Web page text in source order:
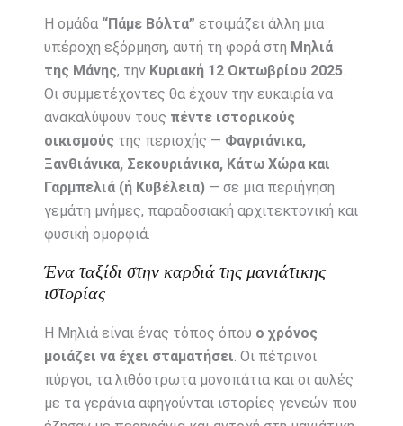
Η ομάδα “Πάμε Βόλτα” ετοιμάζει άλλη μια
υπέροχη εξόρμηση, αυτή τη φορά στη Μηλιά
της Μάνης, την Κυριακή 12 Οκτωβρίου 2025.
Οι συμμετέχοντες θα έχουν την ευκαιρία να
ανακαλύψουν τους πέντε ιστορικούς
οικισμούς της περιοχής — Φαγριάνικα,
Ξανθιάνικα, Σεκουριάνικα, Κάτω Χώρα και
Γαρμπελιά (ή Κυβέλεια)— σε μια περιήγηση
γεμάτη μνήμες, παραδοσιακή αρχιτεκτονική και
φυσική ομορφιά.
Ένα ταξίδι στην καρδιά της μανιάτικης
ιστορίας
Η Μηλιά είναι ένας τόπος όπου ο χρόνος
μοιάζει να έχει σταματήσει. Οι πέτρινοι
πύργοι, τα λιθόστρωτα μονοπάτια και οι αυλές
με τα γεράνια αφηγούνται ιστορίες γενεών που